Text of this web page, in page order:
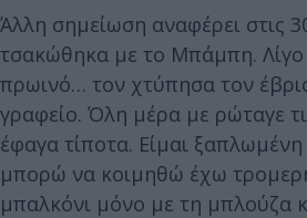
Άλλη σημείωση αναφέρει στις
τσακώθηκα με το Μπάμπη.
πρωινό… τον χτύπησα τον
γραφείο. Όλη μέρα με ρώταγε
έφαγα τίποτα. Είμαι
μπορώ να κοιμηθώ έχω
μπαλκόνι μόνο με τη μπλούζα